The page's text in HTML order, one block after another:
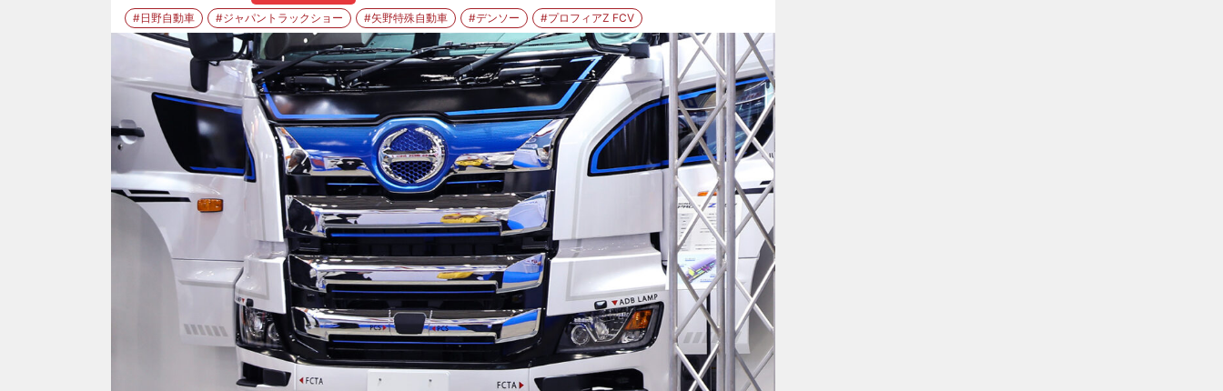
#日野自動車
#ジャパントラックショー #矢野特殊自動車 #デンソー #プロフィアZ FCV